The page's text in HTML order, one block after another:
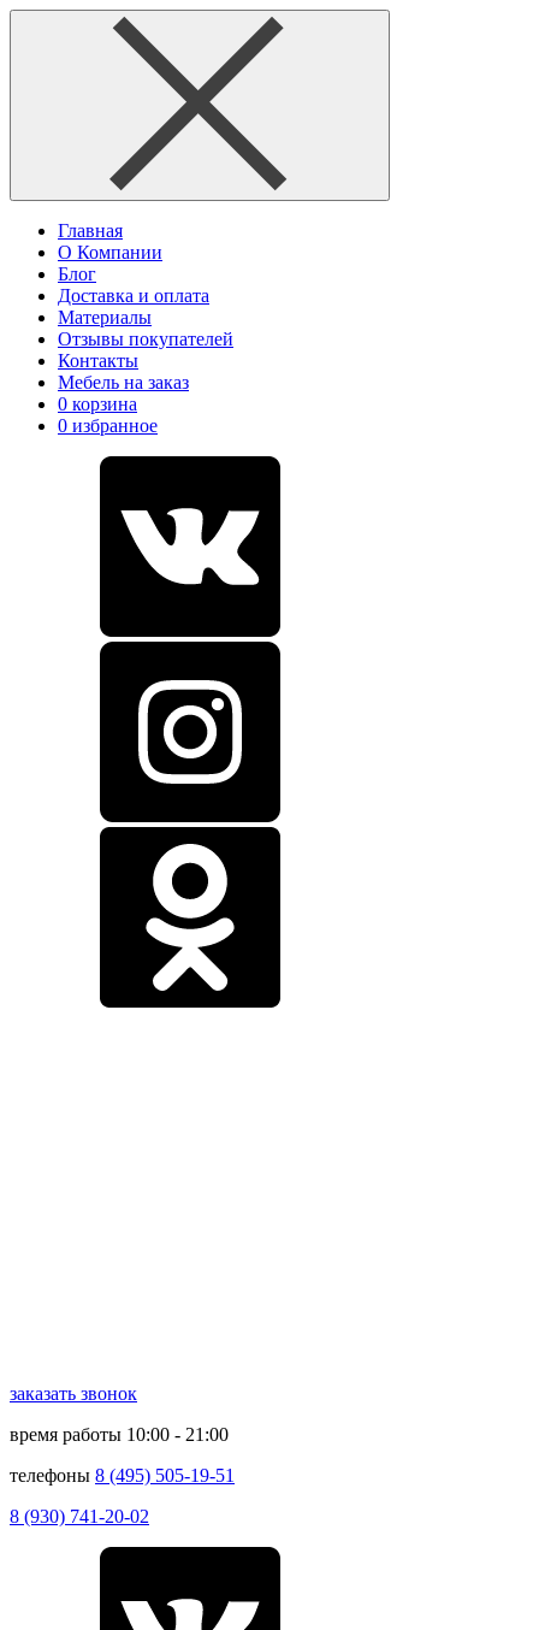
Главная
О Компании
Блог
Доставка и оплата
Материалы
Отзывы покупателей
Контакты
Мебель на заказ
0 корзина
0 избранное
заказать звонок
время работы 10:00 - 21:00
телефоны 8 (495) 505-19-51
8 (930) 741-20-02